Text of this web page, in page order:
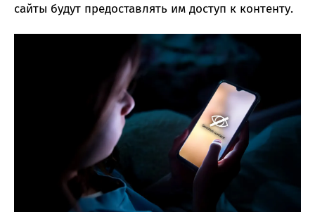
сайты будут предоставлять им доступ к контенту.